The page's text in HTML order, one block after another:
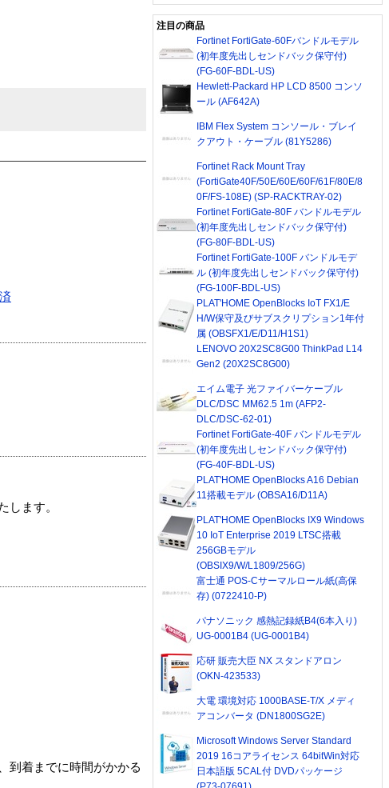
します。
到着までに時間がかかる
注目の商品
Fortinet FortiGate-60Fバンドルモデル
(初年度先出しセンドバック保守付)
(FG-60F-BDL-US)
Hewlett-Packard HP LCD 8500 コンソ
ール (AF642A)
IBM Flex System コンソール・ブレイ
クアウト・ケーブル (81Y5286)
Fortinet Rack Mount Tray
(FortiGate40F/50E/60E/60F/61F/80E/8
0F/FS-108E) (SP-RACKTRAY-02)
Fortinet FortiGate-80F バンドルモデル
(初年度先出しセンドバック保守付)
(FG-80F-BDL-US)
Fortinet FortiGate-100F バンドルモデ
ル (初年度先出しセンドバック保守付)
(FG-100F-BDL-US)
PLAT'HOME OpenBlocks IoT FX1/E
H/W保守及びサブスクリプション1年付
属 (OBSFX1/E/D11/H1S1)
LENOVO 20X2SC8G00 ThinkPad L14
Gen2 (20X2SC8G00)
エイム電子 光ファイバーケーブル
DLC/DSC MM62.5 1m (AFP2-
DLC/DSC-62-01)
Fortinet FortiGate-40F バンドルモデル
(初年度先出しセンドバック保守付)
(FG-40F-BDL-US)
PLAT'HOME OpenBlocks A16 Debian
11搭載モデル (OBSA16/D11A)
PLAT'HOME OpenBlocks IX9 Windows
10 IoT Enterprise 2019 LTSC搭載
256GBモデル
(OBSIX9/W/L1809/256G)
富士通 POS-Cサーマルロール紙(高保
存) (0722410-P)
パナソニック 感熱記録紙B4(6本入り)
UG-0001B4 (UG-0001B4)
応研 販売大臣 NX スタンドアロン
(OKN-423533)
大電 環境対応 1000BASE-T/X メディ
アコンバータ (DN1800SG2E)
Microsoft Windows Server Standard
2019 16コアライセンス 64bitWin対応
日本語版 5CAL付 DVDパッケージ